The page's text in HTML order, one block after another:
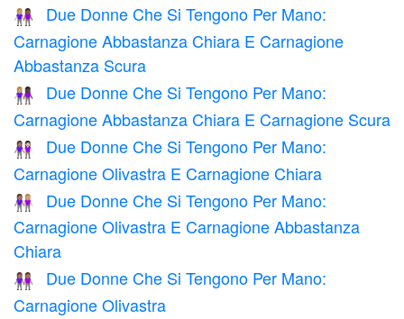
👩🏼‍🤝‍👩🏾
Due Donne Che Si Tengono Per Mano:
Carnagione Abbastanza Chiara E Carnagione
Abbastanza Scura
👩🏼‍🤝‍👩🏿
Due Donne Che Si Tengono Per Mano:
Carnagione Abbastanza Chiara E Carnagione Scura
👩🏽‍🤝‍👩🏻
Due Donne Che Si Tengono Per Mano:
Carnagione Olivastra E Carnagione Chiara
👩🏽‍🤝‍👩🏼
Due Donne Che Si Tengono Per Mano:
Carnagione Olivastra E Carnagione Abbastanza
Chiara
👭🏽
Due Donne Che Si Tengono Per Mano:
Carnagione Olivastra